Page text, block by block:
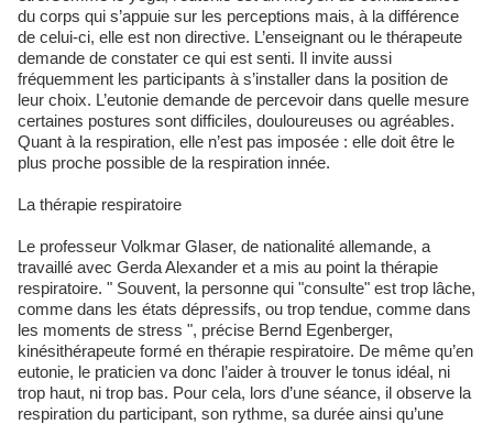
du corps qui s’appuie sur les perceptions mais, à la différence
de celui-ci, elle est non directive. L’enseignant ou le thérapeute
demande de constater ce qui est senti. Il invite aussi
fréquemment les participants à s’installer dans la position de
leur choix. L’eutonie demande de percevoir dans quelle mesure
certaines postures sont difficiles, douloureuses ou agréables.
Quant à la respiration, elle n’est pas imposée : elle doit être le
plus proche possible de la respiration innée.
La thérapie respiratoire
Le professeur Volkmar Glaser, de nationalité allemande, a
travaillé avec Gerda Alexander et a mis au point la thérapie
respiratoire. " Souvent, la personne qui "consulte" est trop lâche,
comme dans les états dépressifs, ou trop tendue, comme dans
les moments de stress ", précise Bernd Egenberger,
kinésithérapeute formé en thérapie respiratoire. De même qu’en
eutonie, le praticien va donc l’aider à trouver le tonus idéal, ni
trop haut, ni trop bas. Pour cela, lors d’une séance, il observe la
respiration du participant, son rythme, sa durée ainsi qu’une